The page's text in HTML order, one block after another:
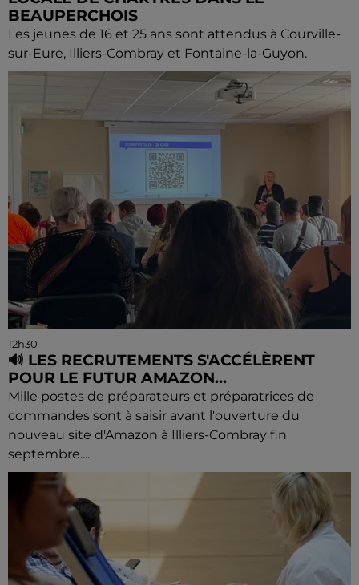
BEAUPERCHOIS
Les jeunes de 16 et 25 ans sont attendus à Courville-
sur-Eure, Illiers-Combray et Fontaine-la-Guyon.
12h30
🔊 LES RECRUTEMENTS S'ACCÉLÈRENT
POUR LE FUTUR AMAZON...
Mille postes de préparateurs et préparatrices de
commandes sont à saisir avant l'ouverture du
nouveau site d'Amazon à Illiers-Combray fin
septembre....